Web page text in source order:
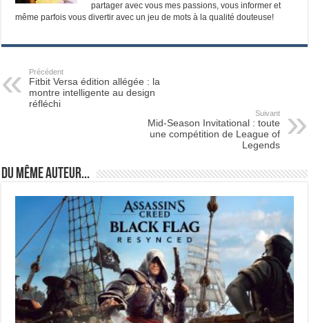
partager avec vous mes passions, vous informer et
même parfois vous divertir avec un jeu de mots à la qualité douteuse!
Précédent
Fitbit Versa édition allégée : la
montre intelligente au design
réfléchi
Suivant
Mid-Season Invitational : toute
une compétition de League of
Legends
Du même auteur...